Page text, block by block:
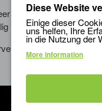
het tijd is om op te
is voor uw dier.
Diese Website
Einige dieser
uns helfen, Ihre
in die Nutzung der
More information